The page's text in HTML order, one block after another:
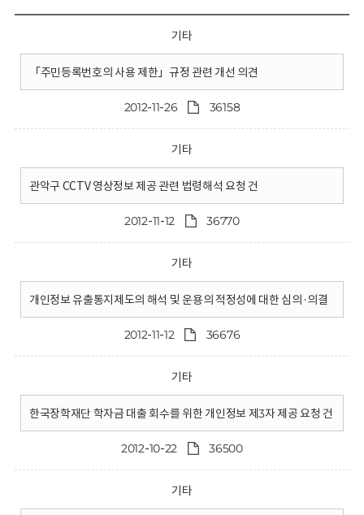
기타
「주민등록번호의 사용 제한」규정 관련 개선 의견
2012-11-26 36158
기타
관악구 CCTV 영상정보 제공 관련 법령해석 요청 건
2012-11-12 36770
기타
개인정보 유출통지제도의 해석 및 운용의 적정성에 대한 심의·의결
2012-11-12 36676
기타
한국장학재단 학자금 대출 회수를 위한 개인정보 제3자 제공 요청 건
2012-10-22 36500
기타